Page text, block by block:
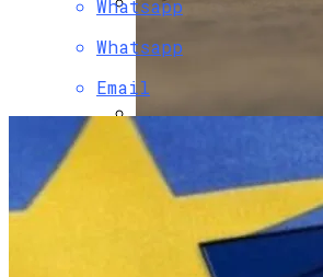
Инаугурация Миели:
Резкий Поворот
В Украину Может
Дешевых Авто Из
Whatsapp
Whatsapp
Email